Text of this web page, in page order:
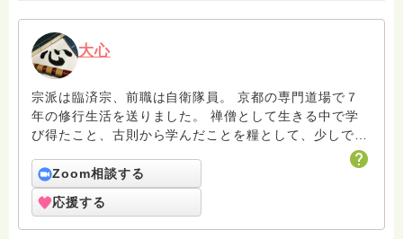
大心
宗派は臨済宗、前職は自衛隊員。 京都の専門道場で７
年の修行生活を送りました。 禅僧として生きる中で学
び得たこと、古則から学んだことを糧として、少しでも
Zoom相談する
応援する